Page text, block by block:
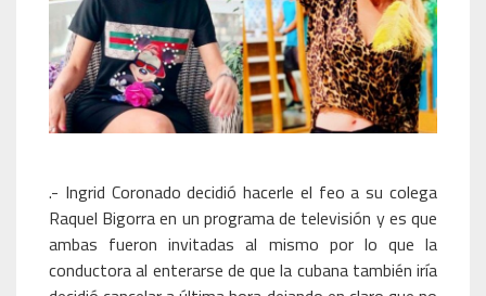
.- Ingrid Coronado decidió hacerle el feo a su colega
Raquel Bigorra en un programa de televisión y es que
ambas fueron invitadas al mismo por lo que la
conductora al enterarse de que la cubana también iría